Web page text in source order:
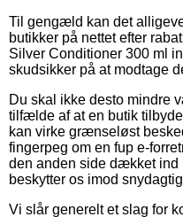
Til gengæld kan det
butikker på nettet efter
Silver Conditioner 300 ml
skudsikker på at modtage
Du skal ikke desto mindre
tilfælde af at en butik
kan virke grænseløst
fingerpeg om en fup e-
den anden side dækket ind
beskytter os imod
Vi slår generelt et slag for